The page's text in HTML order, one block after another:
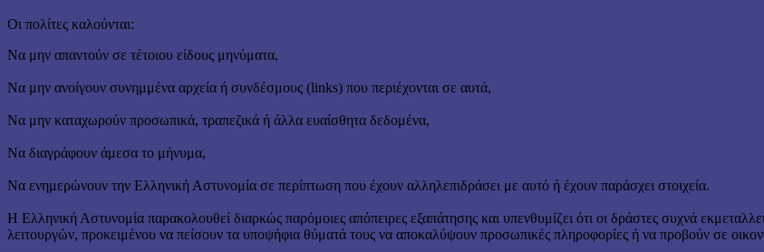
Οι πολίτες καλούνται:
Να μην απαντούν σε τέτοιου είδους μηνύματα,
Να μην ανοίγουν συνημμένα αρχεία ή συνδέσμους (links) που περιέχονται σε αυτά,
Να μην καταχωρούν προσωπικά, τραπεζικά ή άλλα ευαίσθητα δεδομένα,
Να διαγράφουν άμεσα το μήνυμα,
Να ενημερώνουν την Ελληνική Αστυνομία σε περίπτωση που έχουν αλληλεπιδράσει με αυτό ή έχουν παράσχει στοιχεία.
Η Ελληνική Αστυνομία παρακολουθεί διαρκώς παρόμοιες απόπειρες εξαπάτησης και υπενθυμίζει ότι οι δράστες συχνά
λειτουργών, προκειμένου να πείσουν τα υποψήφια θύματά τους να αποκαλύψουν προσωπικές πληροφορίες ή να προβούν σε